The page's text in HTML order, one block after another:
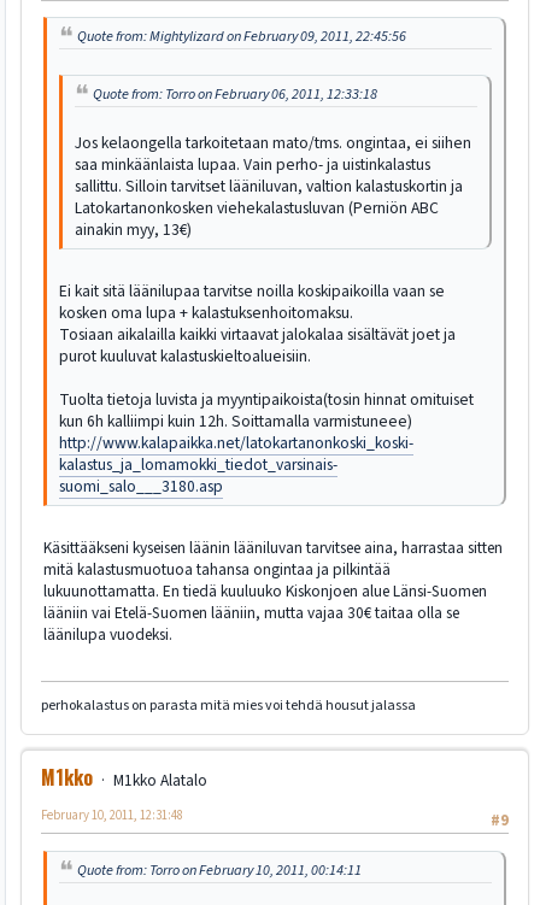
Quote from: Mightylizard on February 09, 2011, 22:45:56
Quote from: Torro on February 06, 2011, 12:33:18
Jos kelaongella tarkoitetaan mato/tms. ongintaa, ei siihen
saa minkäänlaista lupaa. Vain perho- ja uistinkalastus
sallittu. Silloin tarvitset lääniluvan, valtion kalastuskortin ja
Latokartanonkosken viehekalastusluvan (Perniön ABC
ainakin myy, 13€)
Ei kait sitä läänilupaa tarvitse noilla koskipaikoilla vaan se
kosken oma lupa + kalastuksenhoitomaksu.
Tosiaan aikalailla kaikki virtaavat jalokalaa sisältävät joet ja
purot kuuluvat kalastuskieltoalueisiin.
Tuolta tietoja luvista ja myyntipaikoista(tosin hinnat omituiset
kun 6h kalliimpi kuin 12h. Soittamalla varmistuneee)
http://www.kalapaikka.net/latokartanonkoski_koski-
kalastus_ja_lomamokki_tiedot_varsinais-
suomi_salo___3180.asp
Käsittääkseni kyseisen läänin lääniluvan tarvitsee aina, harrastaa sitten
mitä kalastusmuotuoa tahansa ongintaa ja pilkintää
lukuunottamatta. En tiedä kuuluuko Kiskonjoen alue Länsi-Suomen
lääniin vai Etelä-Suomen lääniin, mutta vajaa 30€ taitaa olla se
läänilupa vuodeksi.
perhokalastus on parasta mitä mies voi tehdä housut jalassa
M1kko
M1kko Alatalo
#9
February 10, 2011, 12:31:48
Quote from: Torro on February 10, 2011, 00:14:11